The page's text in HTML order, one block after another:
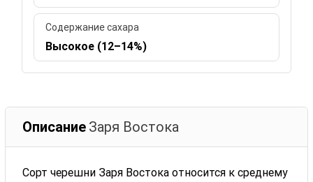
Содержание сахара
Высокое (12–14%)
Описание Заря Востока
Сорт черешни Заря Востока относится к среднему